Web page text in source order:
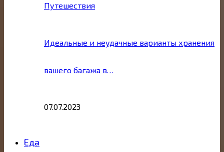
Путешествия
Идеальные и неудачные варианты хранения
вашего багажа в…
07.07.2023
Еда